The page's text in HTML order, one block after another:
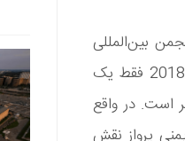
بین‌المللی
حمل و نقل هوایی گزارش می‌دهد که برای هر 5.4 میلیون پرواز در سال 2018 فقط یک
است. در واقع
پرواز نقش